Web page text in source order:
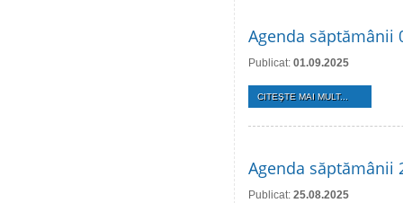
Agenda săptămânii
Publicat: 01.09.2025
CITEŞTE MAI MULT...
Agenda săptămânii
Publicat: 25.08.2025